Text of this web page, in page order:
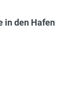
in den Hafen